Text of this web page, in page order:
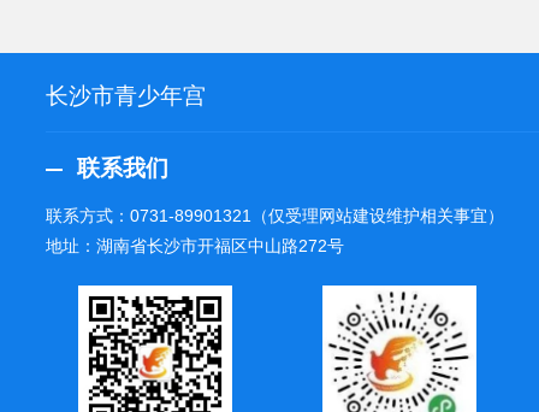
长沙市青少年宫
联系我们
联系方式：0731-89901321 （仅受理网站建设维护相关事宜）
地址：湖南省长沙市开福区中山路272号